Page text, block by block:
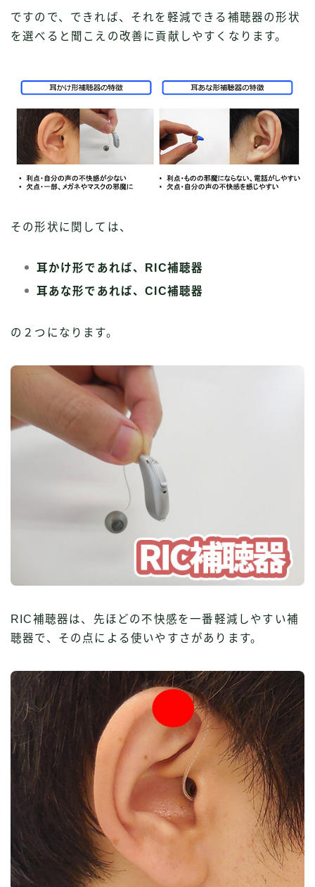
ですので、できれば、それを軽減できる補聴器の形状
を選べると聞こえの改善に貢献しやすくなります。
その形状に関しては、
耳かけ形であれば、RIC補聴器
耳あな形であれば、CIC補聴器
の２つになります。
RIC補聴器は、先ほどの不快感を一番軽減しやすい補
聴器で、その点による使いやすさがあります。